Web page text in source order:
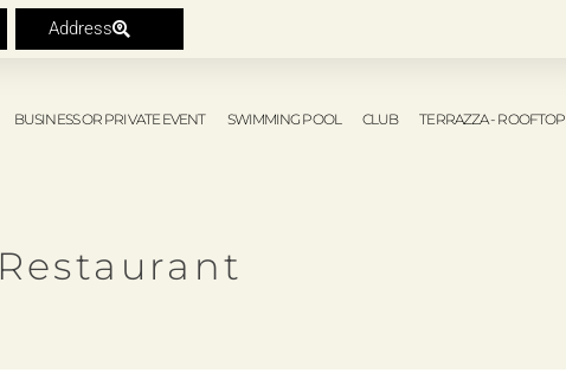
Address
BUSINESS OR PRIVATE EVENT SWIMMING POOL CLUB TERRAZZA - ROOFTOP
Restaurant